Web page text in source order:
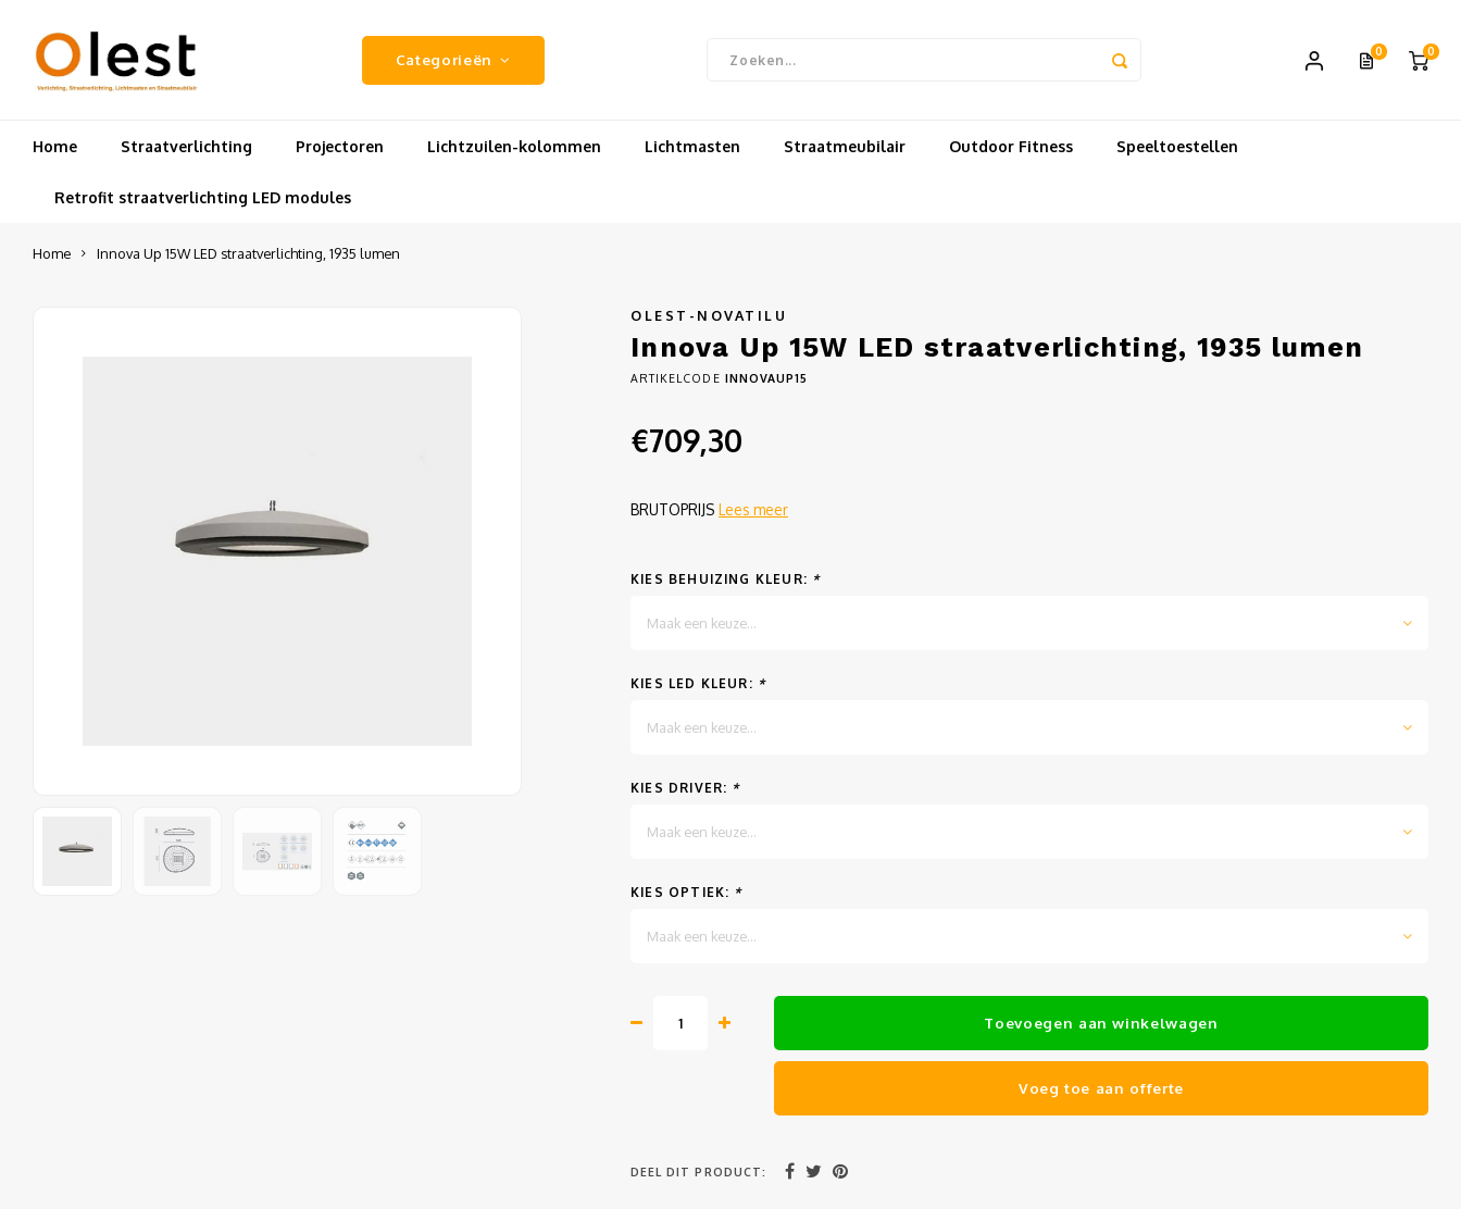
Categorieën 0 0
Home Straatverlichting Projectoren Lichtzuilen-kolommen Lichtmasten Straatmeubilair Outdoor Fitness Speeltoestellen
Retrofit straatverlichting LED modules
Home Innova Up 15W LED straatverlichting, 1935 lumen
OLEST-NOVATILU
Innova Up 15W LED straatverlichting, 1935 lumen
ARTIKELCODE INNOVAUP15
€709,30
BRUTOPRIJS Lees meer
KIES BEHUIZING KLEUR: *
Maak een keuze...
KIES LED KLEUR: *
Maak een keuze...
KIES DRIVER: *
Maak een keuze...
KIES OPTIEK: *
Maak een keuze...
Toevoegen aan winkelwagen
Voeg toe aan offerte
DEEL DIT PRODUCT: